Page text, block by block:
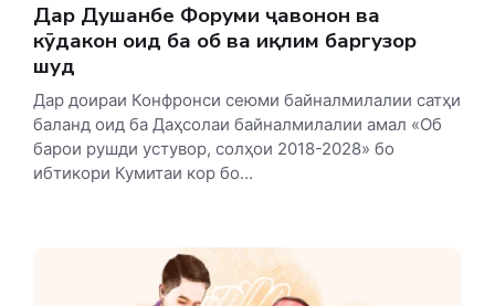
Дар Душанбе Форуми ҷавонон ва
кӯдакон оид ба об ва иқлим баргузор
шуд
Дар доираи Конфронси сеюми байналмилалии сатҳи
баланд оид ба Даҳсолаи байналмилалии амал «Об
барои рушди устувор, солҳои 2018-2028» бо
ибтикори Кумитаи кор бо...